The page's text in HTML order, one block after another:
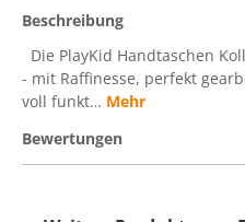
Beschreibung
Die PlayKid Handtaschen
- mit Raffinesse, perfekt
voll funkt… Mehr
Bewertungen